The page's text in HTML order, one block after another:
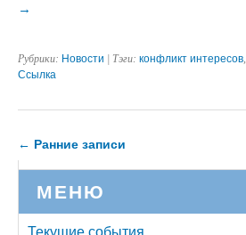
→
Рубрики: Новости | Тэги: конфликт интересов,
Ссылка
← Ранние записи
МЕНЮ
Текущие события